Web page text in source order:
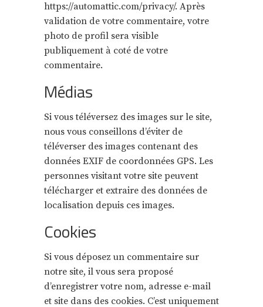
https://automattic.com/privacy/. Après
validation de votre commentaire, votre
photo de profil sera visible
publiquement à coté de votre
commentaire.
Médias
Si vous téléversez des images sur le site,
nous vous conseillons d’éviter de
téléverser des images contenant des
données EXIF de coordonnées GPS. Les
personnes visitant votre site peuvent
télécharger et extraire des données de
localisation depuis ces images.
Cookies
Si vous déposez un commentaire sur
notre site, il vous sera proposé
d’enregistrer votre nom, adresse e-mail
et site dans des cookies. C’est uniquement